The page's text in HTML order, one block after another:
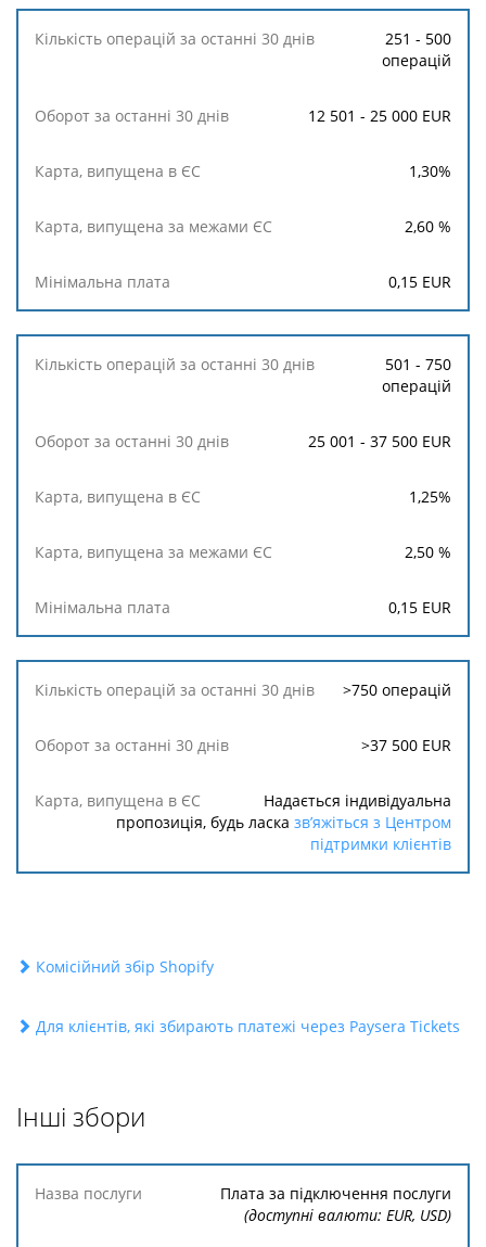
251 - 500
операцій
12 501 - 25 000 EUR
1,30%
2,60 %
0,15 EUR
501 - 750
операцій
25 001 - 37 500 EUR
1,25%
2,50 %
0,15 EUR
>750 операцій
>37 500 EUR
Надається індивідуальна
пропозиція, будь ласка зв’яжіться з Центром
підтримки клієнтів
Комісійний збір Shopify
Для клієнтів, які збирають платежі через Paysera Tickets
Інші збори
Назва
Плата за підключення послуги
(доступні валюти: EUR, USD)